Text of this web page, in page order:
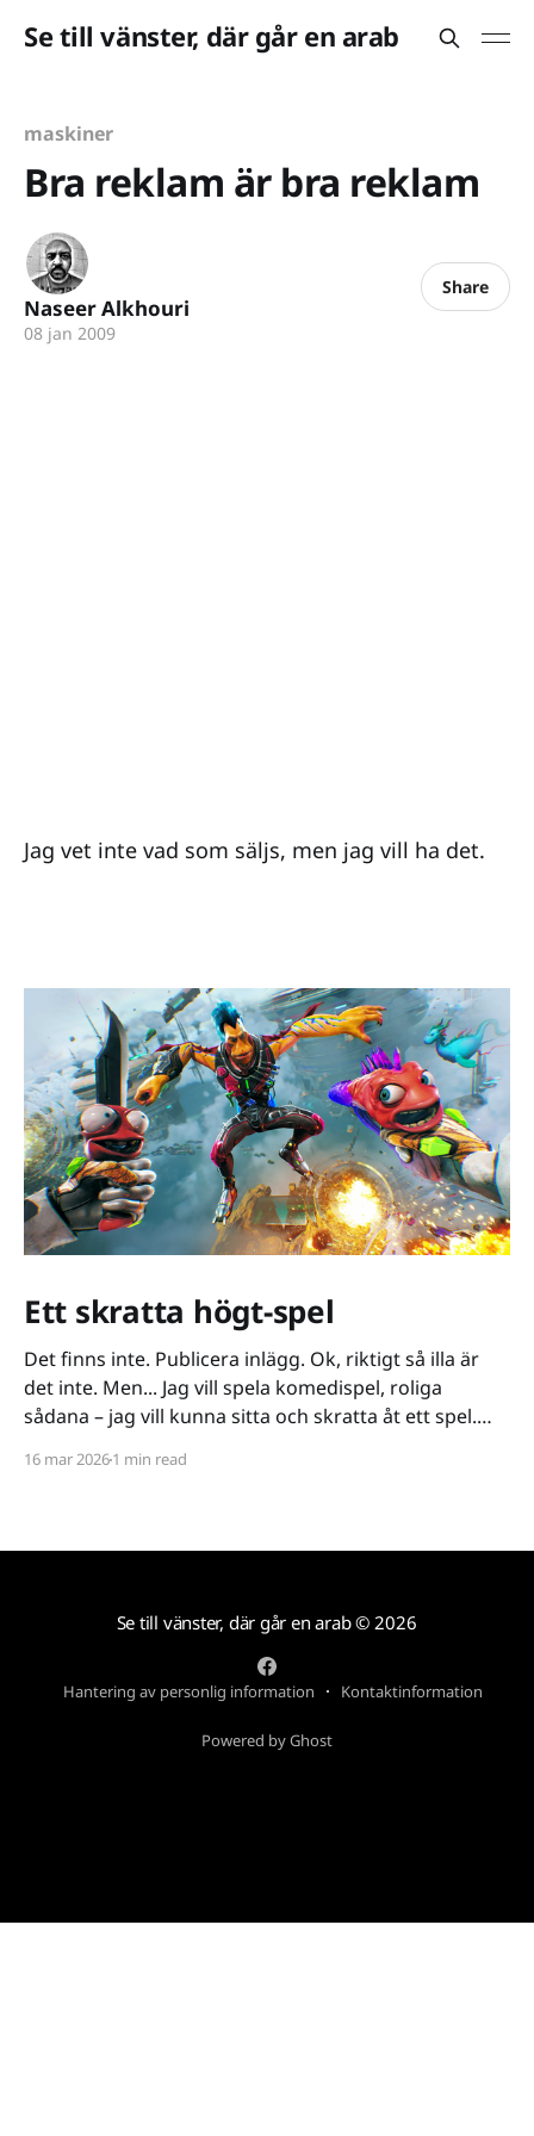
Se till vänster, där går en arab
maskiner
Bra reklam är bra reklam
Naseer Alkhouri
08 jan 2009
Share
Jag vet inte vad som säljs, men jag vill ha det.
Ett skratta högt-spel
Det finns inte. Publicera inlägg. Ok, riktigt så illa är
det inte. Men... Jag vill spela komedispel, roliga
sådana – jag vill kunna sitta och skratta åt ett spel.
på ett kiss och bajs-spår eller så lutar de sig på
16 mar 20261 min read
Se till vänster, där går en arab© 2026
Hantering av personlig information Kontaktinformation
Powered by Ghost